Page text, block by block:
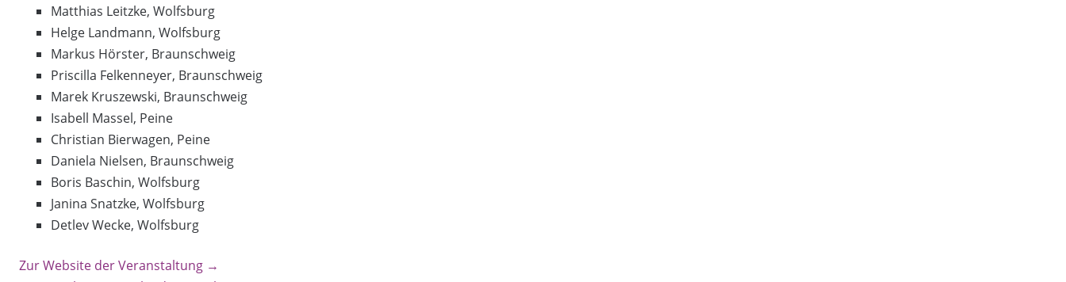
Matthias Leitzke, Wolfsburg
Helge Landmann, Wolfsburg
Markus Hörster, Braunschweig
Priscilla Felkenneyer, Braunschweig
Marek Kruszewski, Braunschweig
Isabell Massel, Peine
Christian Bierwagen, Peine
Daniela Nielsen, Braunschweig
Boris Baschin, Wolfsburg
Janina Snatzke, Wolfsburg
Detlev Wecke, Wolfsburg
Zur Website der Veranstaltung →